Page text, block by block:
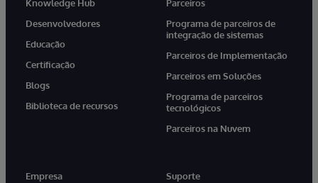
Knowledge Hub
Desenvolvedores
Educação
Certificação
Blogs
Biblioteca de recursos
Parceiros
Programa de parceiros de
integração de sistemas
Parceiros de Implementação
Parceiros em Soluções
Programa de parceiros
tecnológicos
Parceiros na Nuvem
Empresa
Suporte